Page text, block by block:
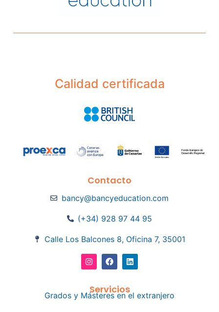
Calidad certificada
Contacto
bancy@bancyeducation.com
(+34) 928 97 44 95
Calle Los Balcones 8, Oficina 7, 35001
Servicios
Grados y Másteres en el extranjero